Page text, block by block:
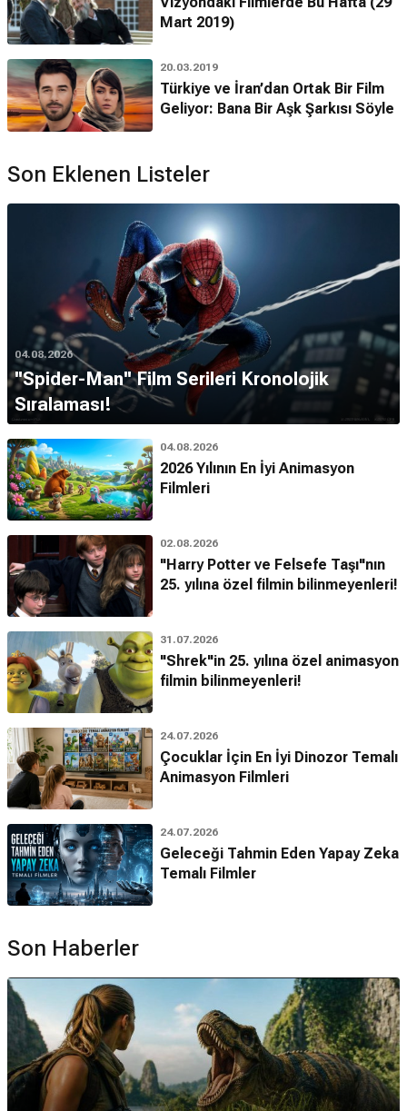
Mart 2019)
20.03.2019
Türkiye ve İran’dan Ortak Bir Film
Geliyor: Bana Bir Aşk Şarkısı Söyle
Son Eklenen Listeler
04.08.2026
''Spider-Man'' Film Serileri Kronolojik
Sıralaması!
04.08.2026
2026 Yılının En İyi Animasyon
Filmleri
02.08.2026
"Harry Potter ve Felsefe Taşı"nın
25. yılına özel filmin bilinmeyenleri!
31.07.2026
"Shrek"in 25. yılına özel animasyon
filmin bilinmeyenleri!
24.07.2026
Çocuklar İçin En İyi Dinozor Temalı
Animasyon Filmleri
24.07.2026
Geleceği Tahmin Eden Yapay Zeka
Temalı Filmler
Son Haberler